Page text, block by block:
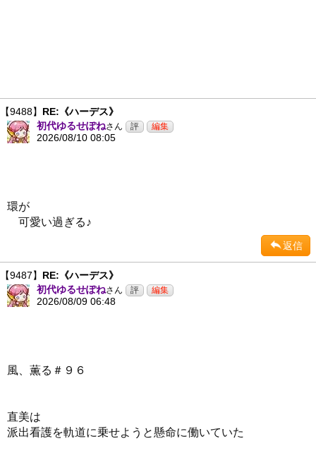
【9488】 RE:《ハーデス》
初代ゆるせぽねさん
2026/08/10 08:05
環が
可愛い過ぎる♪
返信
【9487】 RE:《ハーデス》
初代ゆるせぽねさん
2026/08/09 06:48
風、薫る＃９６
直美は
派出看護を軌道に乗せようと懸命に働いていた